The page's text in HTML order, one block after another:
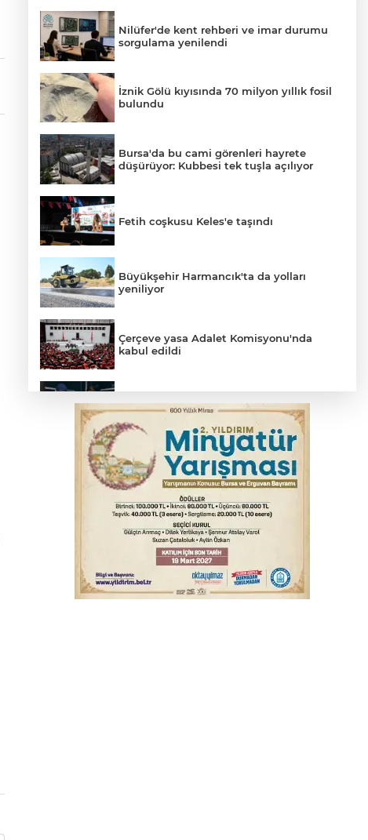
Nilüfer'de kent rehberi ve imar durumu
sorgulama yenilendi
İznik Gölü kıyısında 70 milyon yıllık fosil
bulundu
Bursa'da bu cami görenleri hayrete
düşürüyor: Kubbesi tek tuşla açılıyor
Fetih coşkusu Keles'e taşındı
Büyükşehir Harmancık'ta da yolları
yeniliyor
Çerçeve yasa Adalet Komisyonu'nda
kabul edildi
kişi tutuklandı
İnegöl’de yangın paniği! Apartmana
sıçrayan alevler söndürüldü
Serbest piyasada döviz fiyatları
Otomobil kanala uçtu: 2 yaralı